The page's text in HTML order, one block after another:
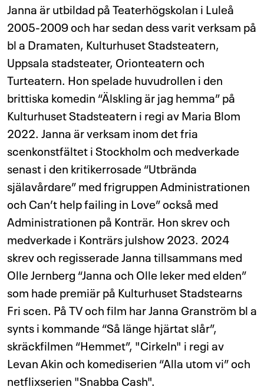
Janna är utbildad på Teaterhögskolan i Luleå
2005-2009 och har sedan dess varit verksam på
bl a Dramaten, Kulturhuset Stadsteatern,
Uppsala stadsteater, Orionteatern och
Turteatern. Hon spelade huvudrollen i den
brittiska komedin “Älskling är jag hemma” på
Kulturhuset Stadsteatern i regi av Maria Blom
2022. Janna är verksam inom det fria
scenkonstfältet i Stockholm och medverkade
senast i den kritikerrosade “Utbrända
själavårdare” med frigruppen Administrationen
och Can’t help failing in Love” också med
Administrationen på Konträr. Hon skrev och
medverkade i Konträrs julshow 2023. 2024
skrev och regisserade Janna tillsammans med
Olle Jernberg “Janna och Olle leker med elden”
som hade premiär på Kulturhuset Stadstearns
Fri scen. På TV och film har Janna Granström bl a
synts i kommande “Så länge hjärtat slår”,
skräckfilmen “Hemmet”, "Cirkeln" i regi av
Levan Akin och komediserien “Alla utom vi” och
netflixserien "Snabba Cash".